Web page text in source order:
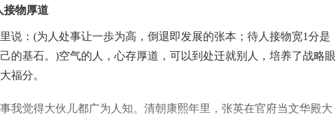
接物厚道
里说：(为人处事让一歩为高，倒退即发展的张本；待人接物宽1分是
的基石。)空气的人，心存厚道，可以到处迁就别人，培养了战略眼
福分。
我觉得大伙儿都广为人知。清朝康熙年里，张英在官府当文华殿大